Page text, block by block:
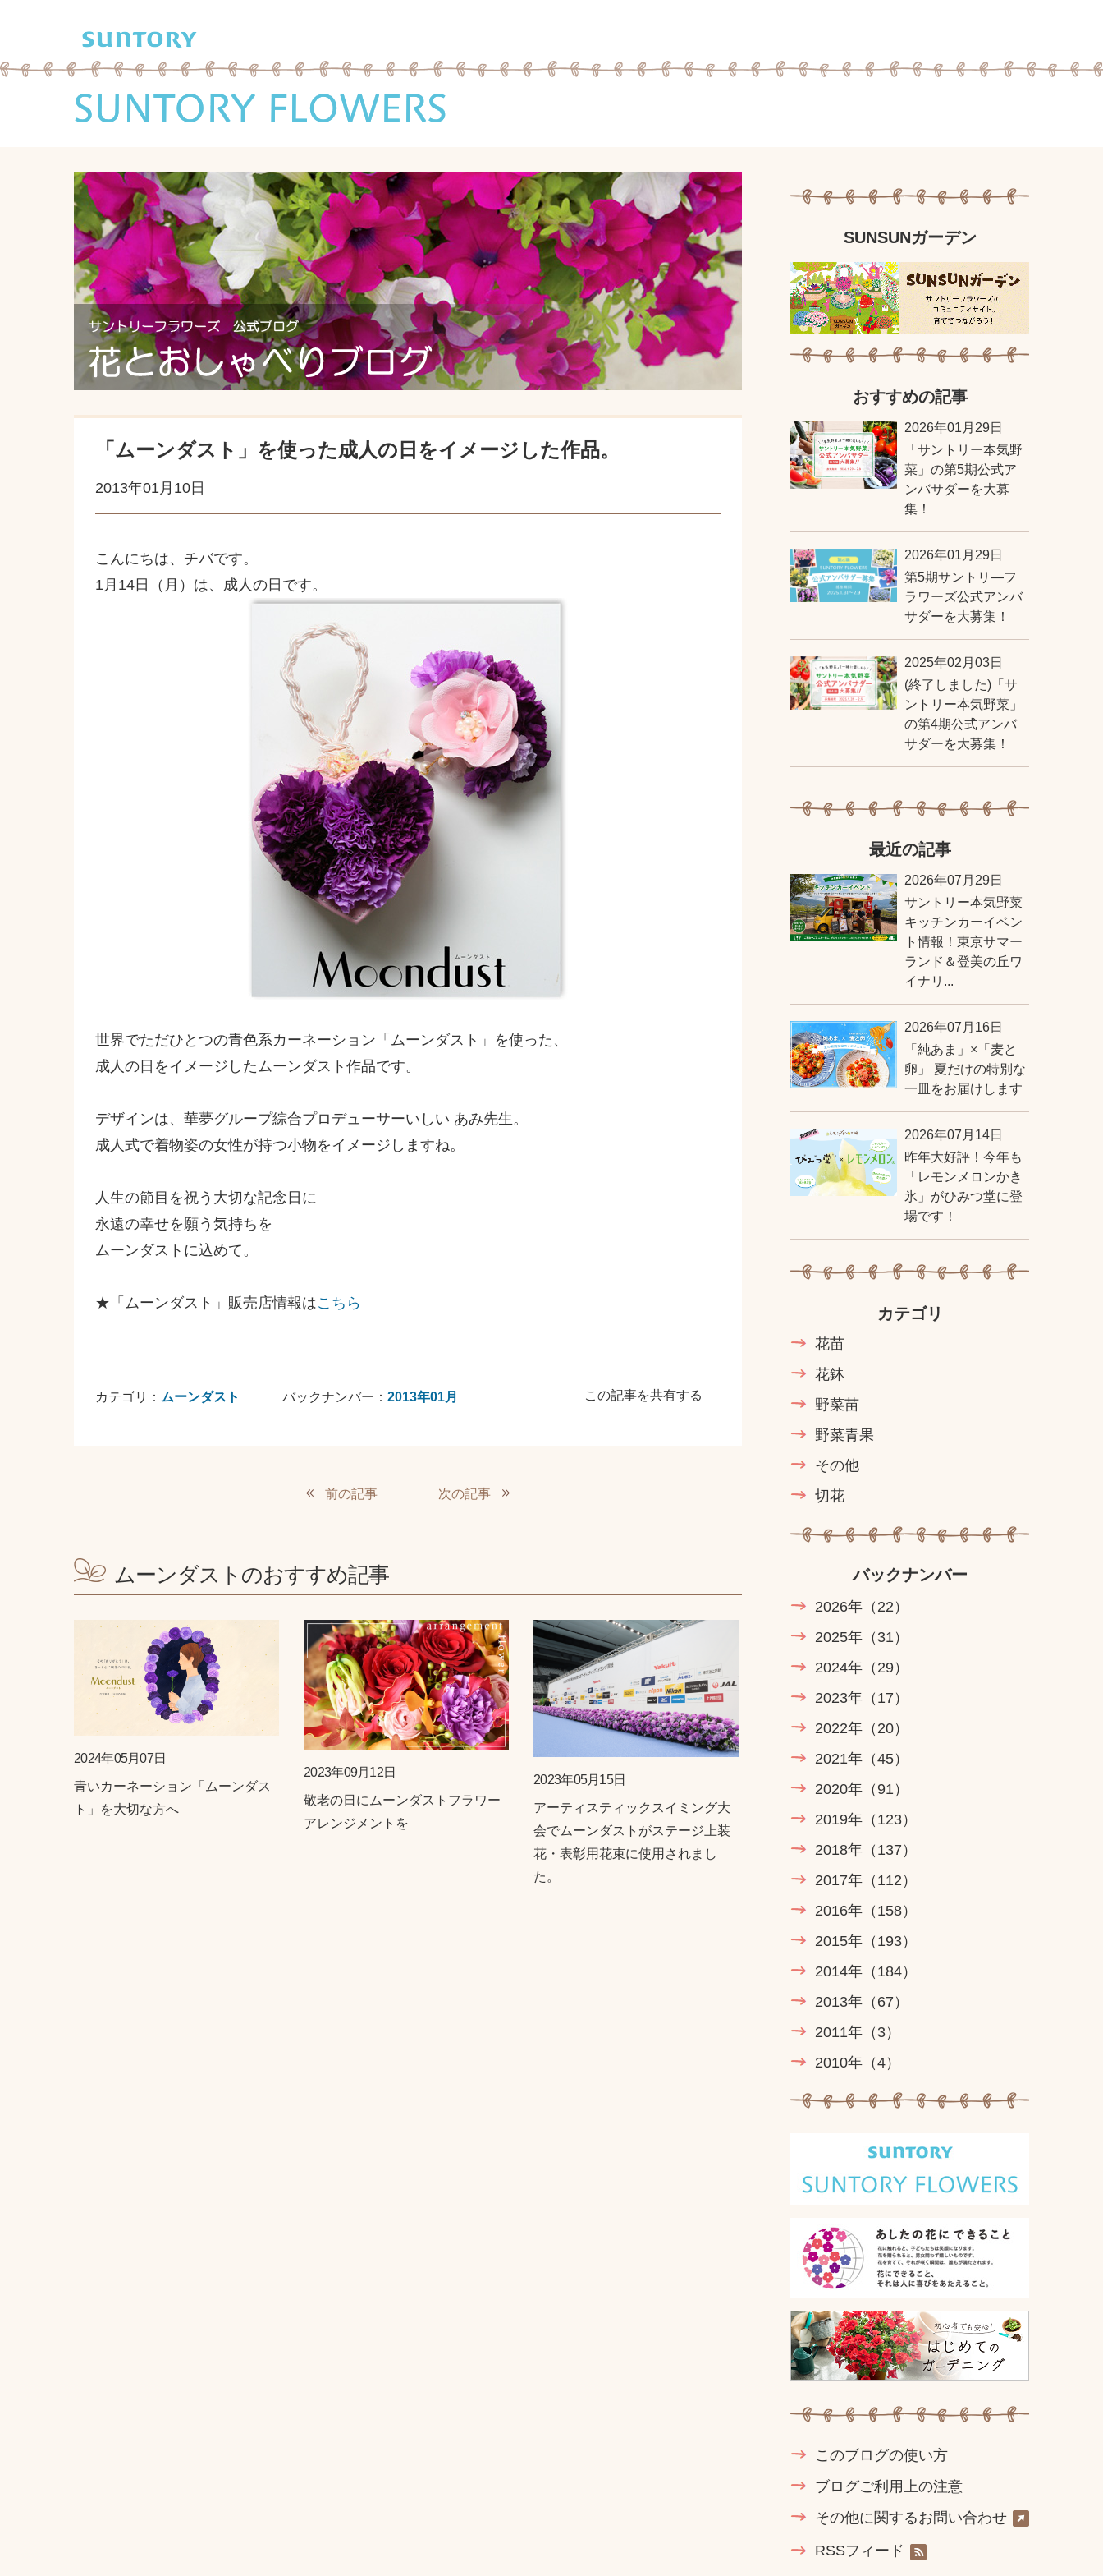
「ムーンダスト」を使った成人の日をイメージした作品。
2013年01月10日
こんにちは、チバです。
1月14日（月）は、成人の日です。
世界でただひとつの青色系カーネーション「ムーンダスト」を使った、
成人の日をイメージしたムーンダスト作品です。
デザインは、華夢グループ綜合プロデューサーいしい あみ先生。
成人式で着物姿の女性が持つ小物をイメージしますね。
人生の節目を祝う大切な記念日に
永遠の幸せを願う気持ちを
ムーンダストに込めて。
★「ムーンダスト」販売店情報はこちら
カテゴリ： ムーンダスト バックナンバー： 2013年01月 この記事を共有する
前の記事 次の記事
ムーンダストのおすすめ記事
2024年05月07日
青いカーネーション「ムーンダス
ト」を大切な方へ
2023年09月12日
敬老の日にムーンダストフラワー
アレンジメントを
2023年05月15日
アーティスティックスイミング大
会でムーンダストがステージ上装
花・表彰用花束に使用されまし
た。
SUNSUNガーデン
おすすめの記事
2026年01月29日
「サントリー本気野
菜」の第5期公式ア
ンバサダーを大募
集！
2026年01月29日
第5期サントリ―フ
ラワーズ公式アンバ
サダーを大募集！
2025年02月03日
(終了しました)「サ
ントリー本気野菜」
の第4期公式アンバ
サダーを大募集！
最近の記事
2026年07月29日
サントリー本気野菜
キッチンカーイベン
ト情報！東京サマー
ランド＆登美の丘ワ
イナリ...
2026年07月16日
「純あま」×「麦と
卵」 夏だけの特別な
一皿をお届けします
2026年07月14日
昨年大好評！今年も
「レモンメロンかき
氷」がひみつ堂に登
場です！
カテゴリ
花苗
花鉢
野菜苗
野菜青果
その他
切花
バックナンバー
2026年 （22）
2025年 （31）
2024年 （29）
2023年 （17）
2022年 （20）
2021年 （45）
2020年 （91）
2019年 （123）
2018年 （137）
2017年 （112）
2016年 （158）
2015年 （193）
2014年 （184）
2013年 （67）
2011年 （3）
2010年 （4）
このブログの使い方
ブログご利用上の注意
その他に関するお問い合わせ
RSSフィード